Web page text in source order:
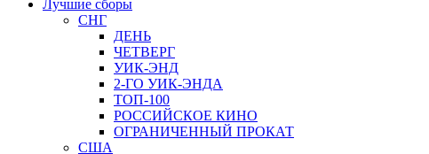
Лучшие сборы
СНГ
ДЕНЬ
ЧЕТВЕРГ
УИК-ЭНД
2-ГО УИК-ЭНДА
ТОП-100
РОССИЙСКОЕ КИНО
ОГРАНИЧЕННЫЙ ПРОКАТ
США